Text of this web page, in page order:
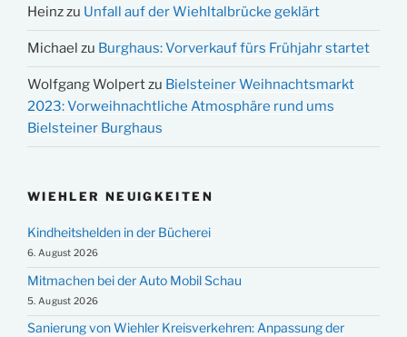
Heinzzu Unfall auf der Wiehltalbrücke geklärt
Michael zu Burghaus: Vorverkauf fürs Frühjahr startet
Wolfgang Wolpertzu Bielsteiner Weihnachtsmarkt
2023: Vorweihnachtliche Atmosphäre rund ums
Bielsteiner Burghaus
WIEHLER NEUIGKEITEN
Kindheitshelden in der Bücherei
6. August 2026
Mitmachen bei der Auto Mobil Schau
5. August 2026
Sanierung von Wiehler Kreisverkehren: Anpassung der